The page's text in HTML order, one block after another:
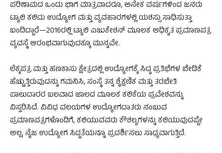
ಪರಿಣಾಮದ ಒಂದು ಭಾಗ ಮಾತ್ರವಾದರೂ, ಅನೇಕ ವರ್ಷಗಳಿಂದ ಜನರು
ಟ್ಯಾಲಿ ಕಲಿದು ಉದ್ಯೋಗ ಮತ್ತು ವ್ಯವಹಾರಗಳಲ್ಲಿ ಯಶಸ್ಸು ಸಾಧಿಸುತ್ತಾ
ಬಂದಿದ್ದಾರೆ—2016ರಲ್ಲಿ ಟ್ಯಾಲಿ ಎಜುಕೇಶನ್ ಮೂಲಕ ಅಧಿಕೃತ ಪ್ರಮಾಣಪತ್ರ
ವ್ಯವಸ್ಥೆ ಆರಂಭವಾಗುವುದಕ್ಕೂ ಮುನ್ನವೇ.
ಲೆಕ್ಕಪತ್ರ ಮತ್ತು ಹಣಕಾಸು ಕ್ಷೇತ್ರದಲ್ಲಿ ಉದ್ಯೋಗಕ್ಕೆ ಸಿದ್ಧ ಪ್ರತಿಭೆಗಳ ಬೇಡಿಕೆ
ಹೆಚ್ಚುತ್ತಿರುವುದನ್ನು ಗಮನಿಸಿ, ಸಂಸ್ಥೆ ತನ್ನ ಶೈಕ್ಷಣಿಕ ಮತ್ತು ತರಬೇತಿ
ಪಾಲುದಾರರ ಬಲವಾದ ಜಾಲದ ಮೂಲಕ ಕಲಿಕೆಯ ಪ್ರವೇಶವನ್ನು
ವಿಸ್ತರಿಸಿದೆ. ವಿವಿಧ ವಲಯಗಳ ಉದ್ಯೋಗದಾತರು ನಂಬುವ
ಪ್ರಮಾಣಪತ್ರಗಳೊಂದಿಗೆ, ಕಲಿಯುವವರು ಕೌಶಲ್ಯಗಳನ್ನು ಕಲಿಯುವುದಷ್ಟೇ
ಅಲ್ಲ, ನೈಜ ಉದ್ಯೋಗ ಸಿದ್ಧತೆಯನ್ನೂ ಪ್ರದರ್ಶಿಸಲು ಸಾಧ್ಯವಾಗುತ್ತಿದೆ.